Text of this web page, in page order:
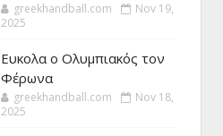
greekhandball.com
Nov 19,
2025
Ευκολα ο Ολυμπιακός τον
Φέρωνα
greekhandball.com
Nov 18,
2025